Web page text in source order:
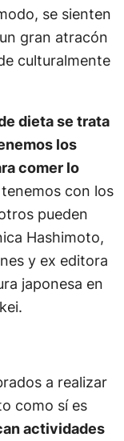
se sienten
gran atracón
culturalmente
dieta se trata
los
comer lo
con los
pueden
Hashimoto,
y ex editora
japonesa en
a realizar
como sí es
actividades